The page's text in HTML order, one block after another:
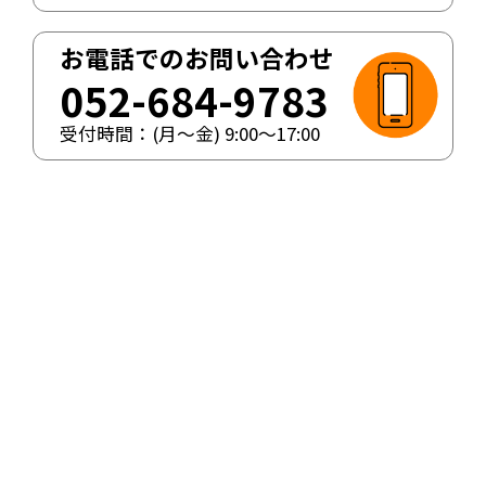
お電話でのお問い合わせ
052-684-9783
受付時間：(月〜金) 9:00〜17:00